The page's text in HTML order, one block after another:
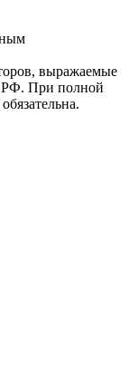
выражаемые
РФ. При полной